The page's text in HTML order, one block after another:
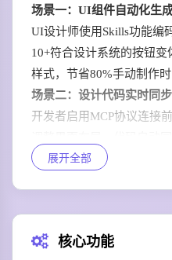
场景一：UI组件自动化生
UI设计师使用Skills功能编
10+符合设计系统的按钮
样式，节省80%手动制作时
场景二：设计代码实时同步
开发者启用MCP协议连接
100%一致性，减少沟通成
范，无需手动调整每一个元
展开全部
核心功能